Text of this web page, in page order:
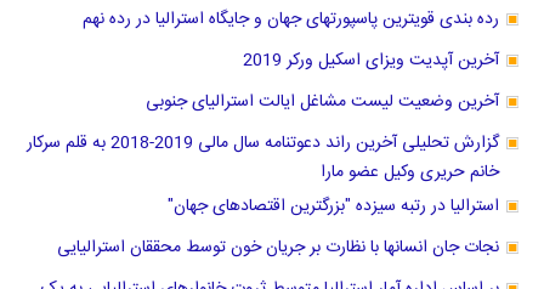
رده بندی قویترین پاسپورتهای جهان و جایگاه استرالیا در رده نهم
آخرین آپدیت ویزای اسکیل ورکر 2019
آخرین وضعیت لیست مشاغل ایالت استرالیای جنوبی
گزارش تحلیلی آخرین راند دعوتنامه سال مالی 2019-2018 به قلم سرکار
خانم حریری وکیل عضو مارا
استرالیا در رتبه سیزده "بزرگترین اقتصادهای جهان"
نجات جان انسانها با نظارت بر جریان خون توسط محققان استرالیایی